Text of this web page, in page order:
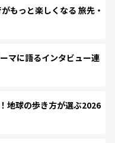
もっと楽しくなる 旅先・
マに語るインタビュー連
地球の歩き方が選ぶ2026